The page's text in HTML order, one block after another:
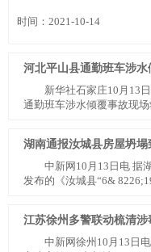
时间：2021-10-14
新华社石家庄10月13日
通勤班车涉水倾覆事故现场
湖南通报汝城县房屋坍
中新网10月13日电 据湖
发布的《汝城县“6&
江苏徐州多警联动梳清
中新网徐州10月13日电